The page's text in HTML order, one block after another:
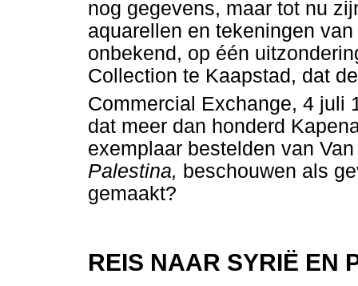
nog gegevens, maar tot nu
aquarellen en tekeningen
onbekend, op één
Collection te Kaapstad, dat
Commercial Exchange, 4 juli
dat meer dan honderd
exemplaar bestelden van
Palestina, beschouwen als
gemaakt?
REIS NAAR SYRIË EN